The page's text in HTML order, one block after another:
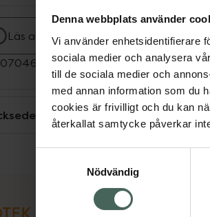
Denna webbplats använder
Vi använder enhetsidentifierare
sociala medier och analysera
till de sociala medier och
med annan information som du
cookies är frivilligt och du kan
återkallat samtycke påverkar
Nödvändig
Läs alltid bipacksedeln innan
07046261451833
från FASS